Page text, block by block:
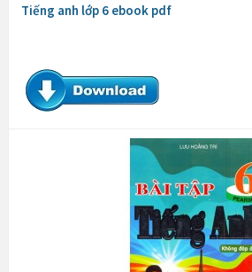
Tiếng anh lớp 6 ebook pdf